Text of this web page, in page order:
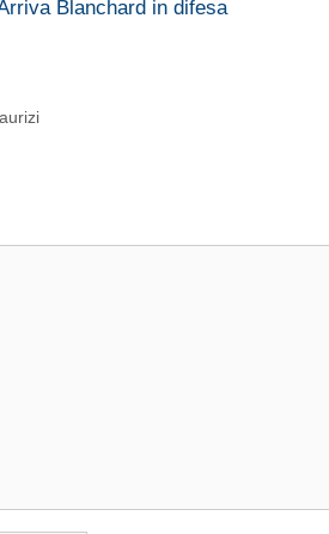
Blanchard in difesa